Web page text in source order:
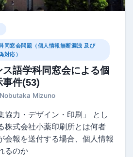
同窓会問題（個人情報無断漏洩 及び
対応）
語学科同窓会による個
事件(53)
Nobutaka Mizuno
協⼒・デザイン・印刷」 とし
株式会社小薬印刷所とは何者
会報を送付する場合、個人情報
るのか